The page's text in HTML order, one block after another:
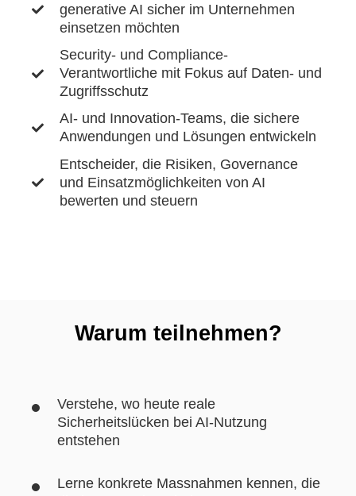
generative AI sicher im Unternehmen
einsetzen möchten
Security- und Compliance-
Verantwortliche mit Fokus auf Daten- und
Zugriffsschutz
AI- und Innovation-Teams, die sichere
Anwendungen und Lösungen entwickeln
Entscheider, die Risiken, Governance
und Einsatzmöglichkeiten von AI
bewerten und steuern
Warum teilnehmen?
Verstehe, wo heute reale
Sicherheitslücken bei AI-Nutzung
entstehen
Lerne konkrete Massnahmen kennen, die